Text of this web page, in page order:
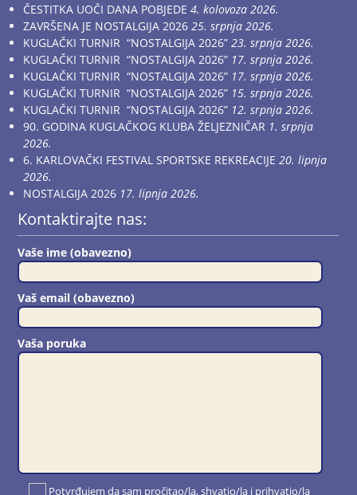
ČESTITKA UOČI DANA POBJEDE 4. kolovoza 2026.
ZAVRŠENA JE NOSTALGIJA 2026 25. srpnja 2026.
KUGLAČKI TURNIR “NOSTALGIJA 2026” 23. srpnja 2026.
KUGLAČKI TURNIR “NOSTALGIJA 2026” 17. srpnja 2026.
KUGLAČKI TURNIR “NOSTALGIJA 2026” 17. srpnja 2026.
KUGLAČKI TURNIR “NOSTALGIJA 2026” 15. srpnja 2026.
KUGLAČKI TURNIR “NOSTALGIJA 2026” 12. srpnja 2026.
90. GODINA KUGLAČKOG KLUBA ŽELJEZNIČAR 1. srpnja
2026.
6. KARLOVAČKI FESTIVAL SPORTSKE REKREACIJE 20. lipnja
2026.
NOSTALGIJA 2026 17. lipnja 2026.
Kontaktirajte nas:
Vaše ime (obavezno)
Vaš email (obavezno)
Vaša poruka
Potvrđujem da sam pročitao/la, shvatio/la i prihvatio/la